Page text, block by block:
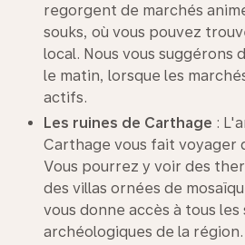
regorgent de marchés
souks, où vous pouvez
local. Nous vous suggérons
le matin, lorsque les
actifs.
Les ruines de Carthage :
Carthage vous fait voyager
Vous pourrez y voir des
des villas ornées de
vous donne accès à tous les
archéologiques de la région.